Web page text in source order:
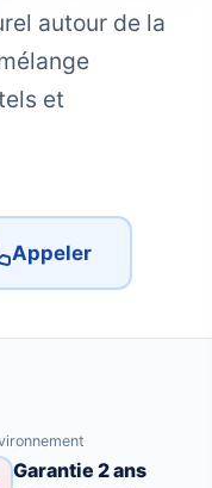
autour de la
et
Appeler
Garantie 2 ans